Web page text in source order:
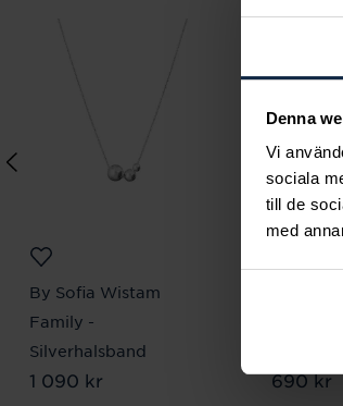
Denna
Vi
sociala
till de
med
By Sofia Wistam
Family -
Silverhalsband
Pris:1 090 kr
1 090 kr Pris:
690 kr